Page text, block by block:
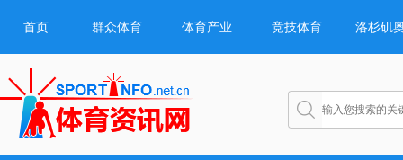
首页 群众体育 体育产业 竞技体育 洛杉矶